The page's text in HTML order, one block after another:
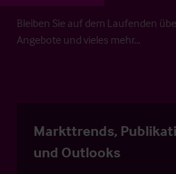
Bleiben Sie auf dem Laufenden
Angebote und vieles mehr…
Markttrends,
und Outlooks